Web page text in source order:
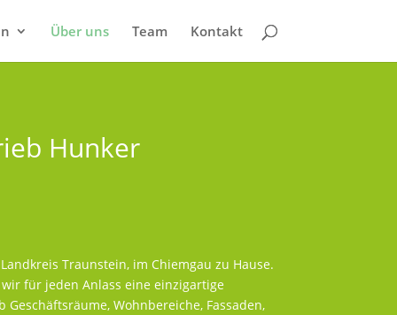
Über uns Team Kontakt
Hunker
Traunstein, im Chiemgau zu Hause.
für jeden Anlass eine einzigartige
Geschäftsräume, Wohnbereiche, Fassaden,